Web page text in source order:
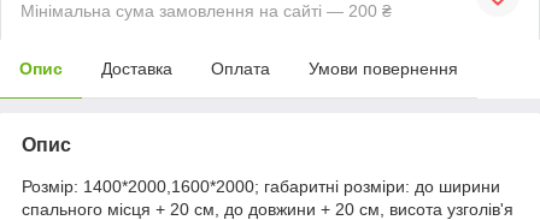
Мінімальна сума замовлення на сайті — 200 ₴
Опис Доставка Оплата Умови повернення
Опис
Розмір: 1400*2000,1600*2000; габаритні розміри: до ширини
спального місця + 20 см, до довжини + 20 см, висота узголів'я